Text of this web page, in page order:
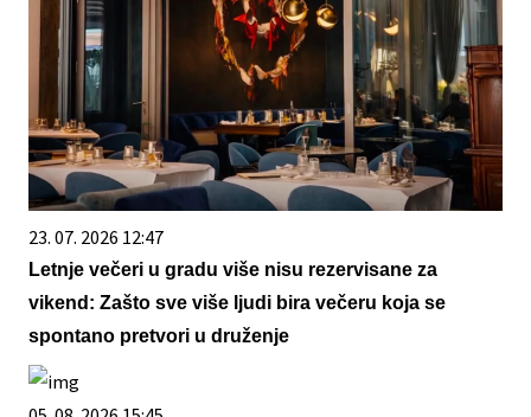
23. 07. 2026 12:47
Letnje večeri u gradu više nisu rezervisane za
vikend: Zašto sve više ljudi bira večeru koja se
spontano pretvori u druženje